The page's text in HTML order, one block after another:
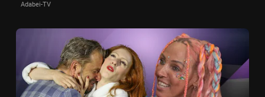
Adabei-TV